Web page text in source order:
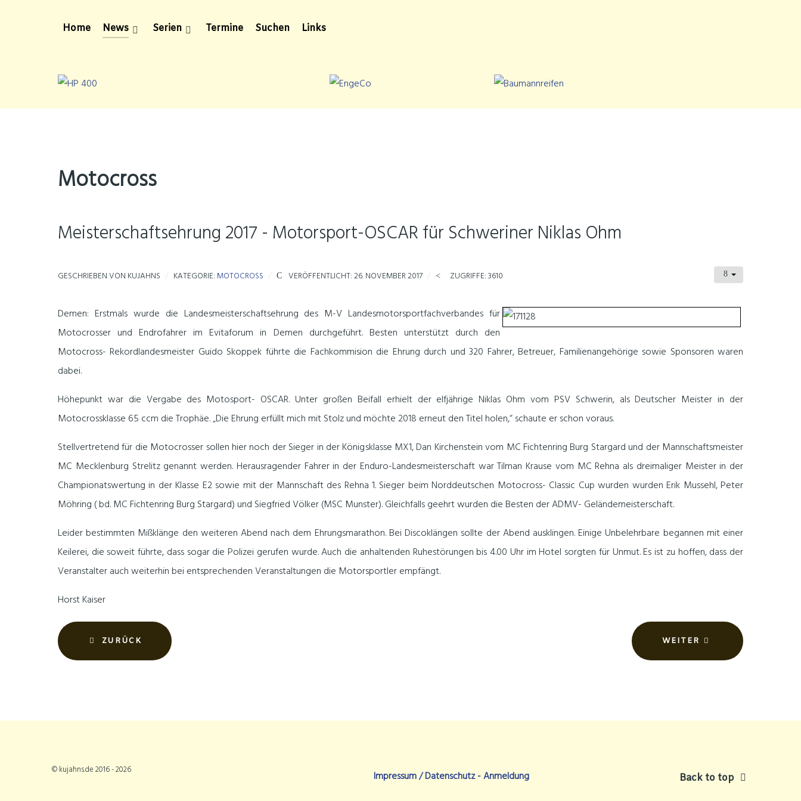
Home News Serien Termine Suchen Links
Motocross
Meisterschaftsehrung 2017 - Motorsport-OSCAR für Schweriner Niklas Ohm
GESCHRIEBEN VON KUJAHNS KATEGORIE: MOTOCROSS VERÖFFENTLICHT: 26. NOVEMBER 2017 ZUGRIFFE: 3610
Demen: Erstmals wurde die Landesmeisterschaftsehrung des M-V Landesmotorsportfachverbandes für
Motocrosser und Endrofahrer im Evitaforum in Demen durchgeführt. Besten unterstützt durch den
Motocross- Rekordlandesmeister Guido Skoppek führte die Fachkommision die Ehrung durch und 320 Fahrer, Betreuer, Familienangehörige sowie Sponsoren waren
dabei.
Höhepunkt war die Vergabe des Motosport- OSCAR. Unter großen Beifall erhielt der elfjährige Niklas Ohm vom PSV Schwerin, als Deutscher Meister in der
Motocrossklasse 65 ccm die Trophäe. „Die Ehrung erfüllt mich mit Stolz und möchte 2018 erneut den Titel holen,“ schaute er schon voraus.
Stellvertretend für die Motocrosser sollen hier noch der Sieger in der Königsklasse MX1, Dan Kirchenstein vom MC Fichtenring Burg Stargard und der Mannschaftsmeister
MC Mecklenburg Strelitz genannt werden. Herausragender Fahrer in der Enduro-Landesmeisterschaft war Tilman Krause vom MC Rehna als dreimaliger Meister in der
Championatswertung in der Klasse E2 sowie mit der Mannschaft des Rehna 1. Sieger beim Norddeutschen Motocross- Classic Cup wurden wurden Erik Mussehl, Peter
Möhring ( bd. MC Fichtenring Burg Stargard) und Siegfried Völker (MSC Munster). Gleichfalls geehrt wurden die Besten der ADMV- Geländemeisterschaft.
Leider bestimmten Mißklänge den weiteren Abend nach dem Ehrungsmarathon. Bei Discoklängen sollte der Abend ausklingen. Einige Unbelehrbare begannen mit einer
Keilerei, die soweit führte, dass sogar die Polizei gerufen wurde. Auch die anhaltenden Ruhestörungen bis 4.00 Uhr im Hotel sorgten für Unmut. Es ist zu hoffen, dass der
Veranstalter auch weiterhin bei entsprechenden Veranstaltungen die Motorsportler empfängt.
Horst Kaiser
ZURÜCK WEITER
© kujahns.de 2016 - 2026 Impressum / Datenschutz -Anmeldung Back to top